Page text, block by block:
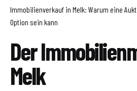
Immobilienverkauf in Melk: Warum eine
Option sein kann
Der
Melk